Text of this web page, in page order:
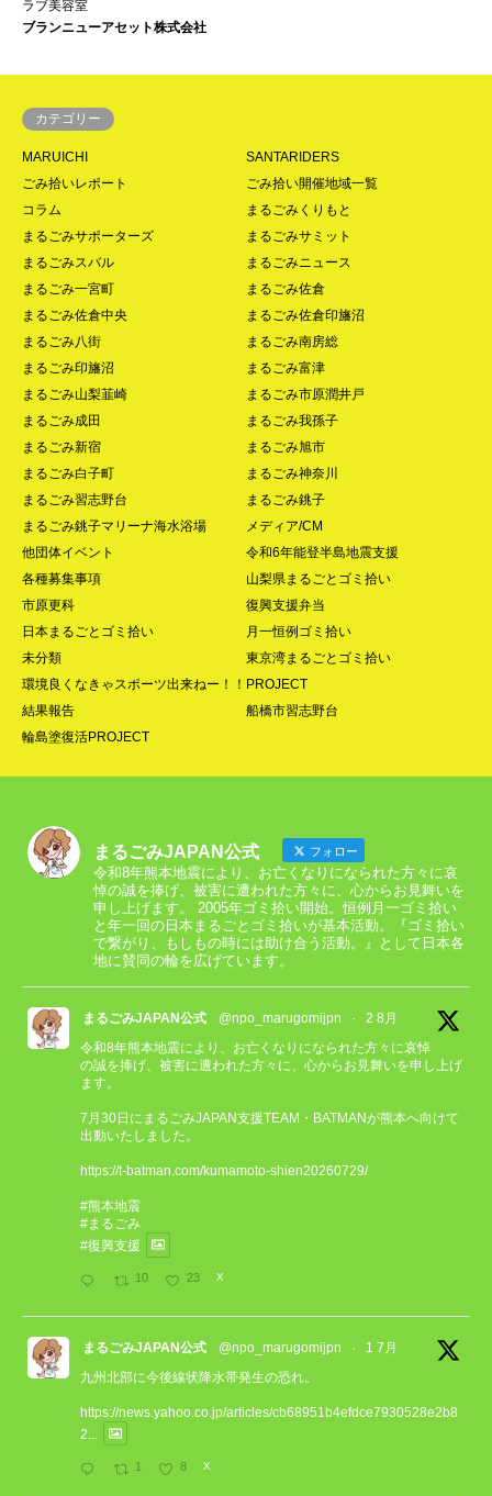
ラブ美容室
ブランニューアセット株式会社
カテゴリー
MARUICHI
SANTARIDERS
ごみ拾いレポート
ごみ拾い開催地域一覧
コラム
まるごみくりもと
まるごみサポーターズ
まるごみサミット
まるごみスバル
まるごみニュース
まるごみ一宮町
まるごみ佐倉
まるごみ佐倉中央
まるごみ佐倉印旛沼
まるごみ八街
まるごみ南房総
まるごみ印旛沼
まるごみ富津
まるごみ山梨韮崎
まるごみ市原潤井戸
まるごみ成田
まるごみ我孫子
まるごみ新宿
まるごみ旭市
まるごみ白子町
まるごみ神奈川
まるごみ習志野台
まるごみ銚子
まるごみ銚子マリーナ海水浴場
メディア/CM
他団体イベント
令和6年能登半島地震支援
各種募集事項
山梨県まるごとゴミ拾い
市原更科
復興支援弁当
日本まるごとゴミ拾い
月一恒例ゴミ拾い
未分類
東京湾まるごとゴミ拾い
環境良くなきゃスポーツ出来ねー！！PROJECT
結果報告
船橋市習志野台
輪島塗復活PROJECT
まるごみJAPAN公式 フォロー
令和8年熊本地震により、お亡くなりになられた方々に哀
悼の誠を捧げ、被害に遭われた方々に、心からお見舞いを
申し上げます。 2005年ゴミ拾い開始。恒例月一ゴミ拾い
と年一回の日本まるごとゴミ拾いが基本活動。『ゴミ拾い
で繋がり、もしもの時には助け合う活動。』として日本各
地に賛同の輪を広げています。
まるごみJAPAN公式 @npo_marugomijpn ·
2 8月
令和8年熊本地震により、お亡くなりになられた方々に哀悼
の誠を捧げ、被害に遭われた方々に、心からお見舞いを申し上げ
ます。
7月30日にまるごみJAPAN支援TEAM・BATMANが熊本へ向けて
出動いたしました。
https://t-batman.com/kumamoto-shien20260729/
#熊本地震
#まるごみ
#復興支援
10 23 X
まるごみJAPAN公式 @npo_marugomijpn ·
1 7月
九州北部に今後線状降水帯発生の恐れ。
https://news.yahoo.co.jp/articles/cb68951b4efdce7930528e2b8
2...
1 8 X